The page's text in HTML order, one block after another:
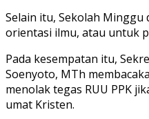
Selain itu, Sekolah
orientasi ilmu, atau untuk
Pada kesempatan itu,
Soenyoto, MTh
menolak tegas RUU PPK
umat Kristen.